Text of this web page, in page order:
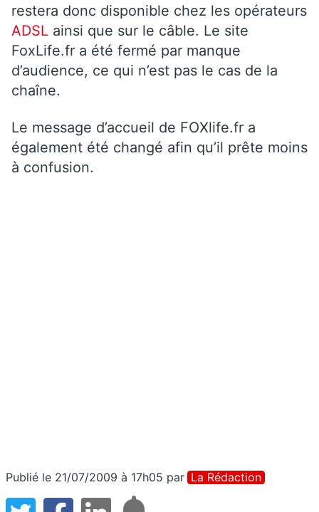
restera donc disponible chez les opérateurs
ADSL ainsi que sur le câble. Le site
FoxLife.fr a été fermé par manque
d’audience, ce qui n’est pas le cas de la
chaîne.
Le message d’accueil de FOXlife.fr a
également été changé afin qu’il prête moins
à confusion.
Publié le 21/07/2009 à 17h05 par La Rédaction